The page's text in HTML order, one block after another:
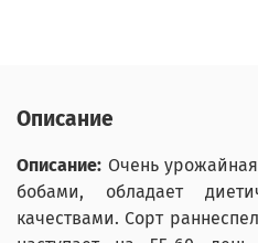
Описание
Описание: Очень
бобами, обладает
качествами. Сорт